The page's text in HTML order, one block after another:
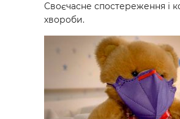
Своєчасне спостереження і
хвороби.